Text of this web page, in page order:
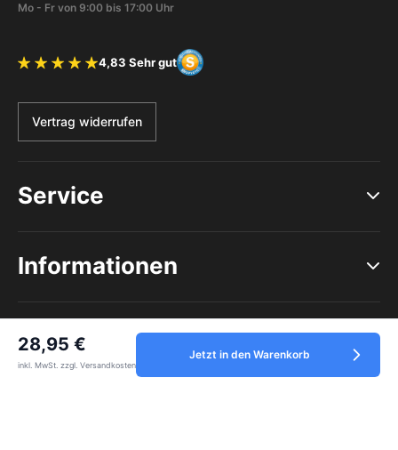
28,95 €
inkl. MwSt. zzgl. Versandkosten
Jetzt in den Warenkorb
Mo - Fr von 9:00 bis 17:00 Uhr
Bewertung 4.83 von 5 Sternen
4,83 Sehr gut
Vertrag widerrufen
Service
Informationen
Zahlungsmethoden